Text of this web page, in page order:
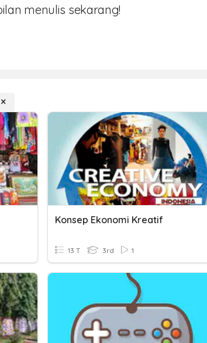
menulis sekarang!
Konsep Ekonomi Kreatif
13 T 3rd 1